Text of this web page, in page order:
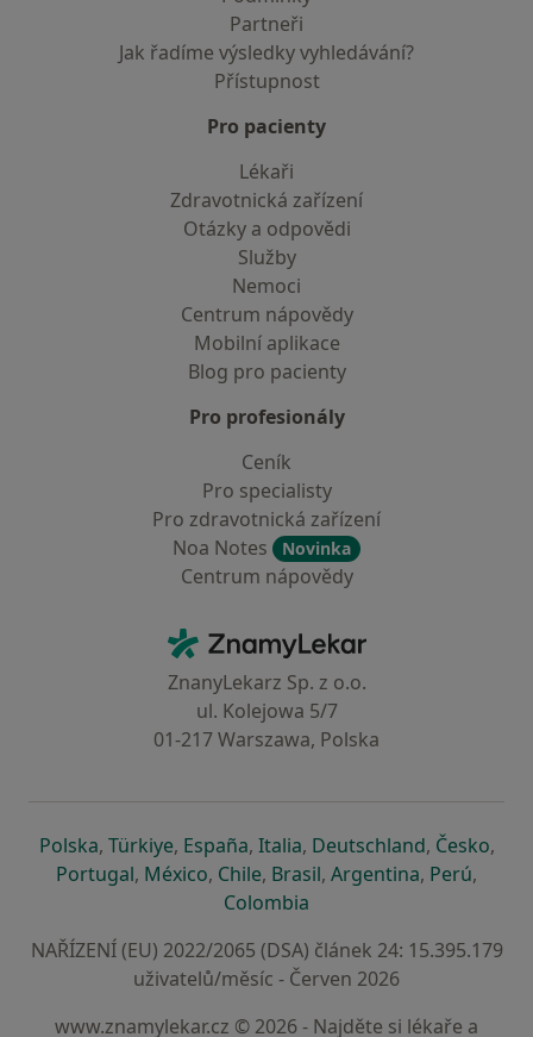
Partneři
Jak řadíme výsledky vyhledávání?
Přístupnost
Pro pacienty
Lékaři
Zdravotnická zařízení
Otázky a odpovědi
Služby
Nemoci
Centrum nápovědy
Mobilní aplikace
Blog pro pacienty
Pro profesionály
Ceník
Pro specialisty
Pro zdravotnická zařízení
Noa Notes
Novinka
Centrum nápovědy
ZnamyLekar - Hlavní stránka
ZnanyLekarz Sp. z o.o.
ul. Kolejowa 5/7
01-217 Warszawa, Polska
Polskase otevře v nové záložce
, Türkiyese otevře v nové záložce
, Españase otevře v nové záložce
, Italiase otevře v nové záložce
, Deutschlandse otevře v
, Českose
,
Portugalse otevře v nové záložce
, Méxicose otevře v nové záložce
, Chilese otevře v nové záložce
, Brasilse otevře v nové
, Argentinase otevře v
, Perúse
,
Colombia
NAŘÍZENÍ (EU) 2022/2065 (DSA) článek 24: 15.395.179
uživatelů/měsíc - Červen 2026
www.znamylekar.cz © 2026 - Najděte si lékaře a